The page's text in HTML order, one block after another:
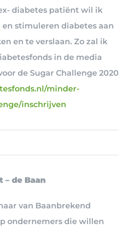
diabetes patiënt wil ik
stimuleren diabetes aan
en te verslaan. Zo zal ik
in de media
de Sugar Challenge 2020
minder-
inschrijven
– de Baan
van Baanbrekend
ondernemers die willen